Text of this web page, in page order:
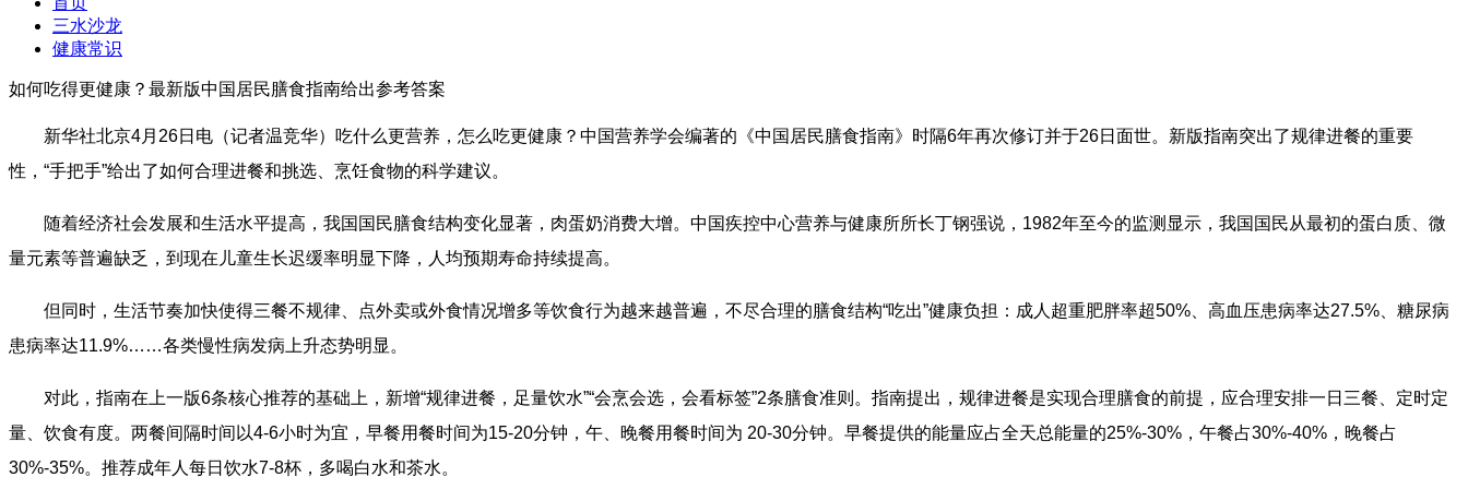
三水沙龙
健康常识
如何吃得更健康？最新版中国居民膳食指南给出参考答案
新华社北京4月26日电（记者温竞华）吃什么更营养，怎么吃更健康？中国营养学会编著的《中国居民膳食指南》时隔6年再次修订并于26日面世。新版指南突出了规律进餐的重要
性，“手把手”给出了如何合理进餐和挑选、烹饪食物的科学建议。
随着经济社会发展和生活水平提高，我国国民膳食结构变化显著，肉蛋奶消费大增。中国疾控中心营养与健康所所长丁钢强说，1982年至今的监测显示，我国国民从最初的蛋白质、微
量元素等普遍缺乏，到现在儿童生长迟缓率明显下降，人均预期寿命持续提高。
但同时，生活节奏加快使得三餐不规律、点外卖或外食情况增多等饮食行为越来越普遍，不尽合理的膳食结构“吃出”健康负担：成人超重肥胖率超50%、高血压患病率达27.5%、糖尿病
患病率达11.9%……各类慢性病发病上升态势明显。
对此，指南在上一版6条核心推荐的基础上，新增“规律进餐，足量饮水”“会烹会选，会看标签”2条膳食准则。指南提出，规律进餐是实现合理膳食的前提，应合理安排一日三餐、定时定
量、饮食有度。两餐间隔时间以4-6小时为宜，早餐用餐时间为15-20分钟，午、晚餐用餐时间为 20-30分钟。早餐提供的能量应占全天总能量的25%-30%，午餐占30%-40%，晚餐占
30%-35%。推荐成年人每日饮水7-8杯，多喝白水和茶水。